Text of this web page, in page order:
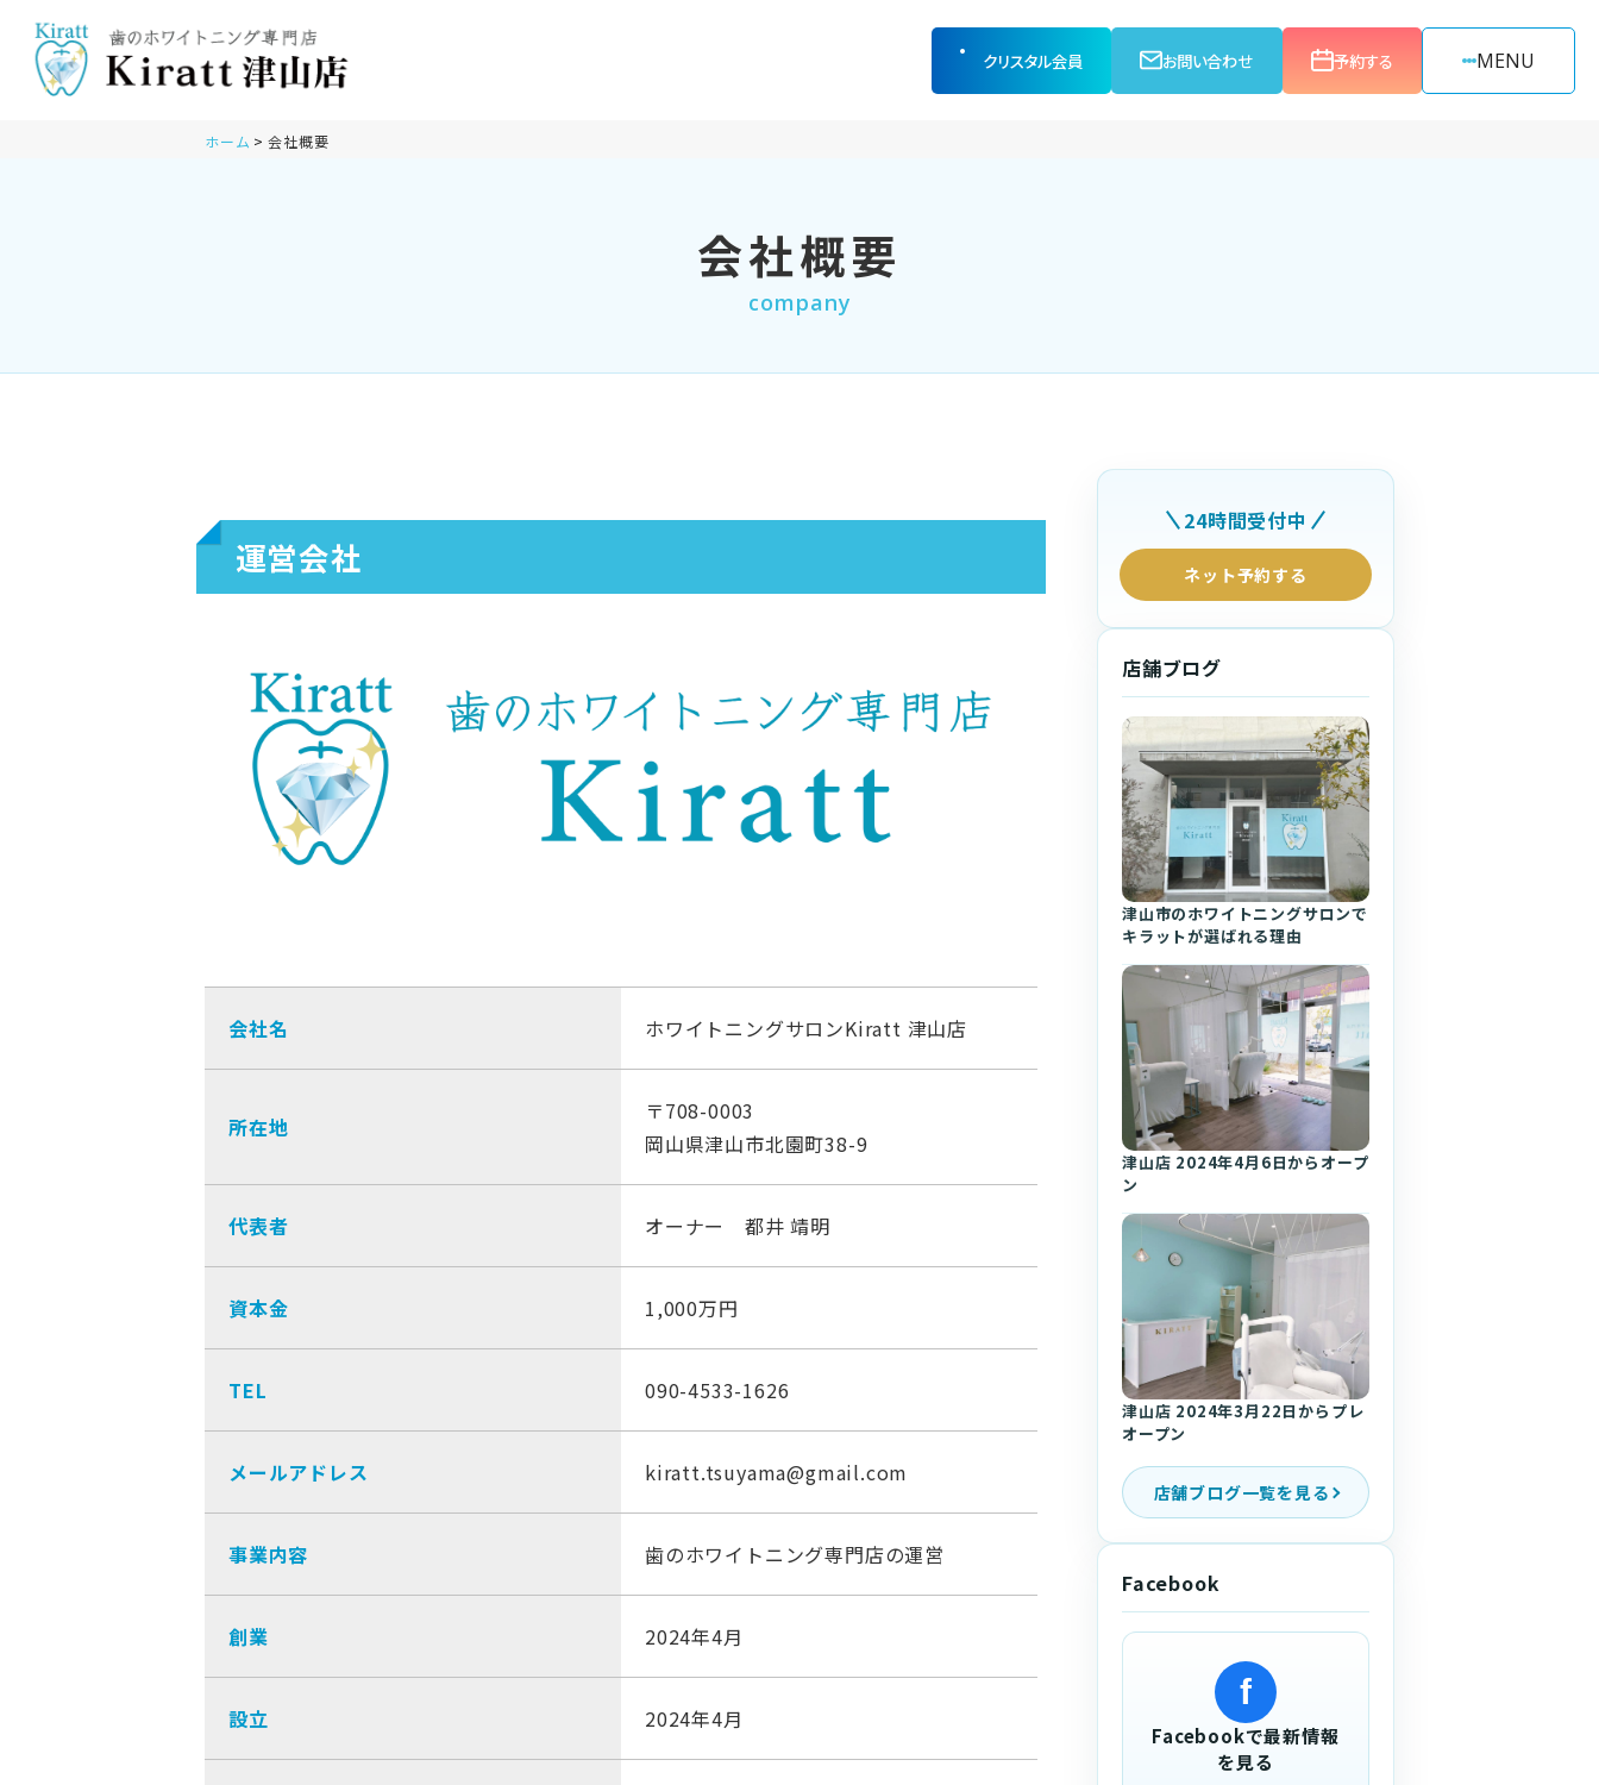
クリスタル会員 お問い合わせ 予約する MENU
ホーム 会社概要
会社概要
company
運営会社
会社名 ホワイトニングサロンKiratt 津山店
所在地
〒708-0003
岡山県津山市北園町38-9
代表者 オーナー 都井 靖明
資本金 1,000万円
TEL 090-4533-1626
メールアドレス kiratt.tsuyama@gmail.com
事業内容 歯のホワイトニング専門店の運営
創業 2024年4月
設立 2024年4月
24時間受付中
ネット予約する
店舗ブログ
津山市のホワイトニングサロンで
キラットが選ばれる理由
津山店 2024年4月6日からオープ
ン
津山店 2024年3月22日からプレ
オープン
店舗ブログ一覧を見る
Facebook
f
Facebookで最新情報
を見る